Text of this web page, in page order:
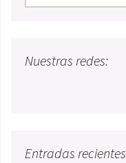
Nuestras redes:
Entradas recientes